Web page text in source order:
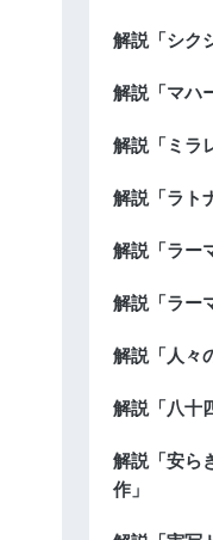
解説「シク
解説「マハ
解説「ミラ
解説「ラト
解説「ラー
解説「ラー
解説「人々
解説「八十
解説「安ら
作」